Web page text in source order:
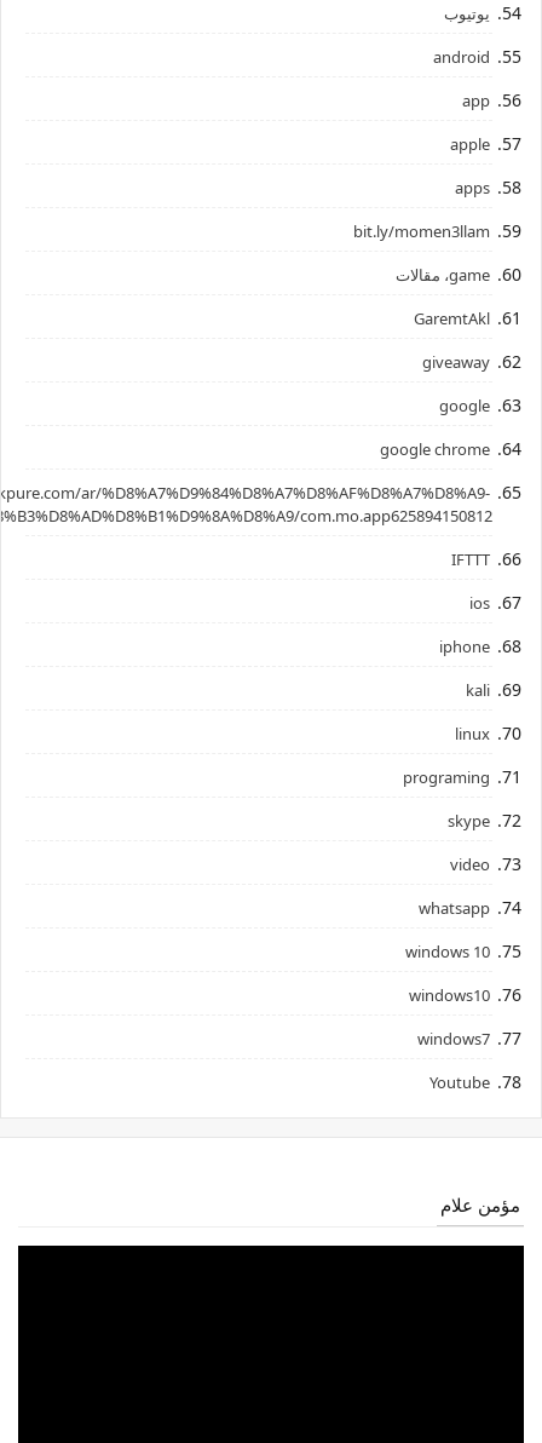
يوتيوب
android
app
apple
apps
bit.ly/momen3llam
game، مقالات
GaremtAkl
giveaway
google
google chrome
ar/%D8%A7%D9%84%D8%A7%D8%AF%D8%A7%D8%A9-
com.mo.app625894150812
IFTTT
ios
iphone
kali
linux
programing
skype
video
whatsapp
windows 10
windows10
windows7
Youtube
مؤمن علام